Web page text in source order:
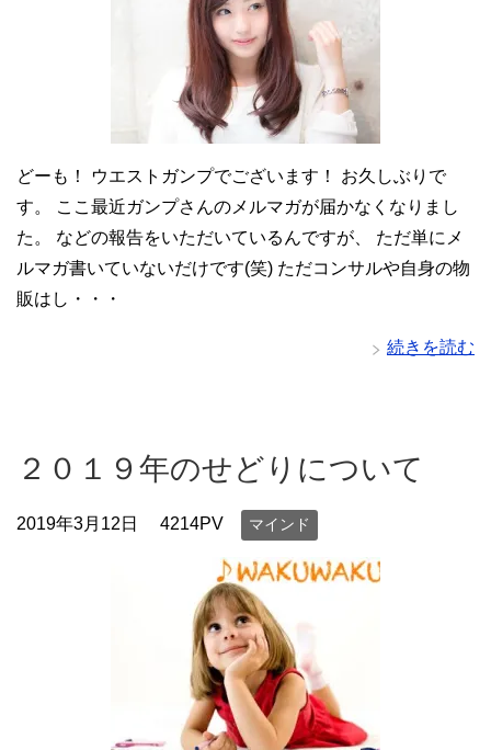
どーも！ ウエストガンプでございます！ お久しぶりで
す。 ここ最近ガンプさんのメルマガが届かなくなりまし
た。 などの報告をいただいているんですが、 ただ単にメ
ルマガ書いていないだけです(笑) ただコンサルや自身の物
販はし・・・
続きを読む
２０１９年のせどりについて
2019年3月12日 4214PV マインド